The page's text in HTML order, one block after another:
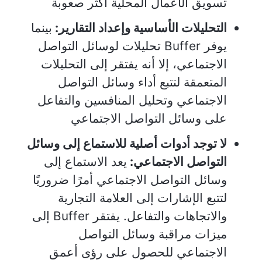
التحليلات الأساسية وإعداد التقارير: بينما
يوفر Buffer تحليلات لوسائل التواصل
الاجتماعي، إلا أنه يفتقر إلى التحليلات
المتعمقة لتتبع أداء وسائل التواصل
الاجتماعي وتحليل المنافسين والتفاعل
على وسائل التواصل الاجتماعي
لا توجد أدوات أصلية للاستماع إلى وسائل
التواصل الاجتماعي: يعد الاستماع إلى
وسائل التواصل الاجتماعي أمرًا ضروريًا
لتتبع الإشارات إلى العلامة التجارية
والاتجاهات والتفاعل. يفتقر Buffer إلى
ميزات مراقبة وسائل التواصل
الاجتماعي للحصول على رؤى أعمق